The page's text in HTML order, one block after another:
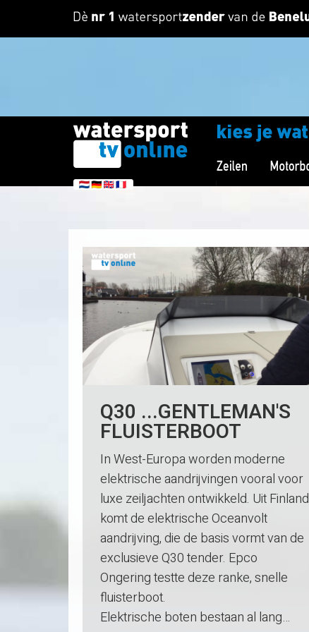
Q30 ...GENTLEMAN'S
FLUISTERBOOT
In West-Europa worden moderne
elektrische aandrijvingen vooral voor
luxe zeiljachten ontwikkeld. Uit Finland
komt de elektrische Oceanvolt
aandrijving, die de basis vormt van de
exclusieve Q30 tender. Epco
Ongering testte deze ranke, snelle
fluisterboot.
Elektrische boten bestaan al lang…